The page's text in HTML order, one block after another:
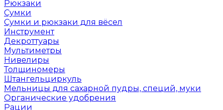
Рюкзаки
Сумки
Сумки и рюкзаки для вёсел
Инструмент
Декроттуары
Мультиметры
Нивелиры
Толщиномеры
Штангельциркуль
Мельницы для сахарной пудры, специй, муки
Органические удобрения
Рации